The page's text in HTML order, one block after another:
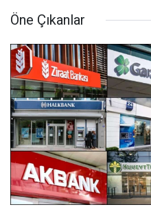
Öne Çıkanlar